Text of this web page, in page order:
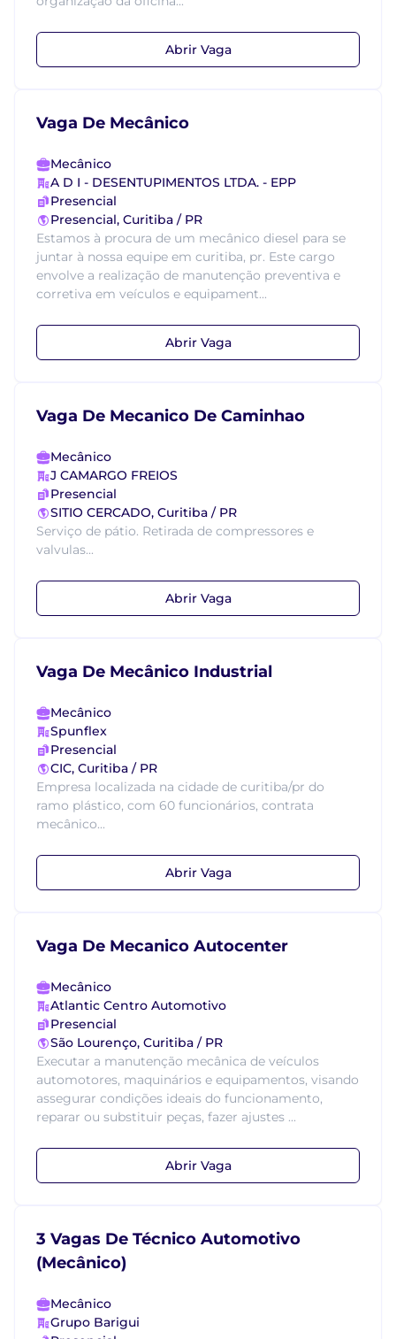
Abrir Vaga
Vaga De Mecânico
Mecânico
A D I - DESENTUPIMENTOS LTDA. - EPP
Presencial
Presencial, Curitiba / PR
Estamos à procura de um mecânico diesel para se
juntar à nossa equipe em curitiba, pr. Este cargo
envolve a realização de manutenção preventiva e
corretiva em veículos e equipament...
Abrir Vaga
Vaga De Mecanico De Caminhao
Mecânico
J CAMARGO FREIOS
Presencial
SITIO CERCADO, Curitiba / PR
Serviço de pátio. Retirada de compressores e
valvulas...
Abrir Vaga
Vaga De Mecânico Industrial
Mecânico
Spunflex
Presencial
CIC, Curitiba / PR
Empresa localizada na cidade de curitiba/pr do
ramo plástico, com 60 funcionários, contrata
mecânico...
Abrir Vaga
Vaga De Mecanico Autocenter
Mecânico
Atlantic Centro Automotivo
Presencial
São Lourenço, Curitiba / PR
Executar a manutenção mecânica de veículos
automotores, maquinários e equipamentos, visando
assegurar condições ideais do funcionamento,
reparar ou substituir peças, fazer ajustes ...
Abrir Vaga
3 Vagas De Técnico Automotivo
(Mecânico)
Mecânico
Grupo Barigui